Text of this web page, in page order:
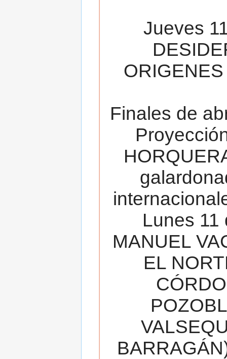
Jueves
Finales de
Lunes 11
MANUEL
EL